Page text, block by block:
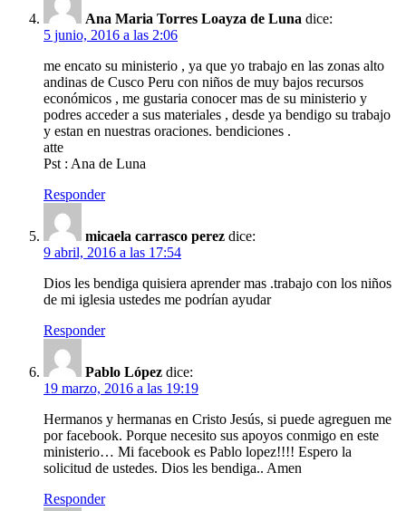
Ana Maria Torres Loayza de Luna dice:
5 junio, 2016 a las 2:06
me encato su ministerio , ya que yo trabajo en las zonas alto
andinas de Cusco Peru con niños de muy bajos recursos
económicos , me gustaria conocer mas de su ministerio y
podres acceder a sus materiales , desde ya bendigo su trabajo
y estan en nuestras oraciones. bendiciones .
atte
Pst : Ana de Luna
Responder
micaela carrasco perez dice:
9 abril, 2016 a las 17:54
Dios les bendiga quisiera aprender mas .trabajo con los niños
de mi iglesia ustedes me podrían ayudar
Responder
Pablo López dice:
19 marzo, 2016 a las 19:19
Hermanos y hermanas en Cristo Jesús, si puede agreguen me
por facebook. Porque necesito sus apoyos conmigo en este
ministerio… Mi facebook es Pablo lopez!!!! Espero la
solicitud de ustedes. Dios les bendiga.. Amen
Responder